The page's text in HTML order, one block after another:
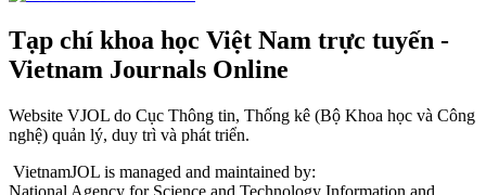
Tạp chí khoa học Việt Nam trực tuyến -
Vietnam Journals Online
Website VJOL do Cục Thông tin, Thống kê (Bộ Khoa học và Công
nghệ) quản lý, duy trì và phát triển.
VietnamJOL is managed and maintained by:
National Agency for Science and Technology Information and